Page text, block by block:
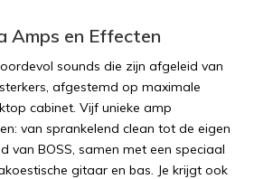
Amps en Effecten
sounds die zijn afgeleid van
afgestemd op maximale
cabinet. Vijf unieke amp
van sprankelend clean tot de eigen
van BOSS, samen met een speciaal
gitaar en bas. Je krijgt ook